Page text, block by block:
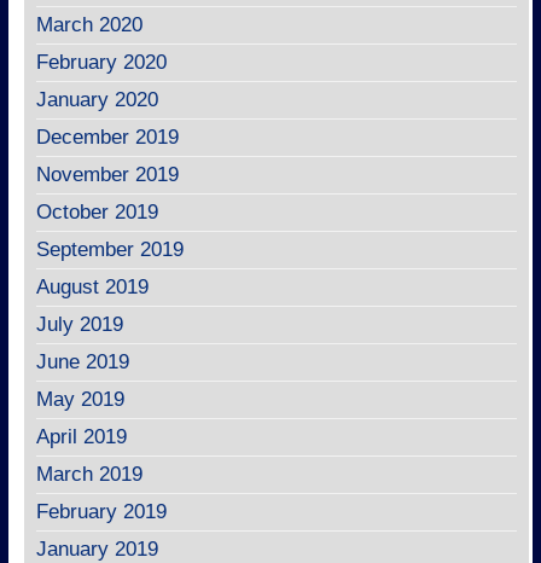
March 2020
February 2020
January 2020
December 2019
November 2019
October 2019
September 2019
August 2019
July 2019
June 2019
May 2019
April 2019
March 2019
February 2019
January 2019